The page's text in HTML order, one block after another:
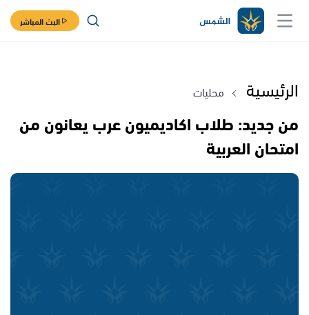
البث المباشر
الرئيسية محليات
من جديد: طلاب اكاديميون عرب يعانون من
امتحان العربية